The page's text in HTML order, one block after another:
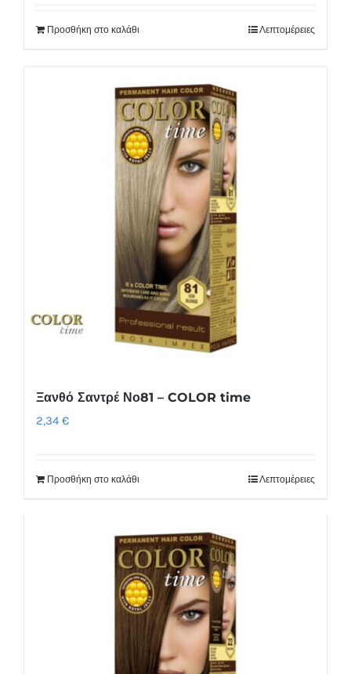
Προσθήκη στο καλάθι Λεπτομέρειες
Ξανθό Σαντρέ Νο81 – COLOR time
2,34 €
Προσθήκη στο καλάθι Λεπτομέρειες